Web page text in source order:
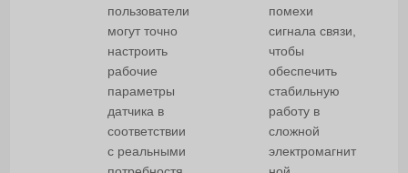
пользователи
могут точно
настроить
рабочие
параметры
датчика в
соответствии
с реальными
помехи
сигнала связи,
чтобы
обеспечить
стабильную
работу в
сложной
электромагнит